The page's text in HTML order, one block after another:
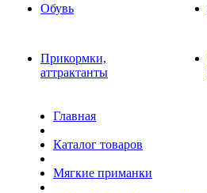
Обувь
Прикормки,
аттрактанты
Главная
Каталог товаров
Мягкие приманки